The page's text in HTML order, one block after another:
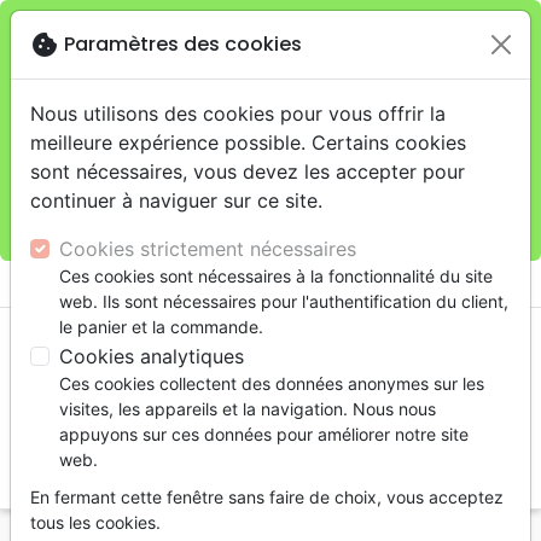
Je veux retirer ma commande au 11 rue de Rive,
Genèveclose
warningCette boutique en ligne est limitée au retrait en
magasin.
Pour les livraisons à domicile, veuillez passer vos
commandes sur la boutique La Maison de la Bible
shopping_cart
cookie Paramètres des cookies
Nous utilisons des cookies pour vous offrir la
meilleure expérience possible. Certains cookies
sont nécessaires, vous devez les accepter pour
continuer à naviguer sur ce site.
Cookies strictement nécessaires
Ces cookies sont nécessaires à la fonctionnalité du site
web. Ils sont nécessaires pour l'authentification du client,
le panier et la commande.
Cookies analytiques
Ces cookies collectent des données anonymes sur les
visites, les appareils et la navigation. Nous nous
appuyons sur ces données pour améliorer notre site
web.
En fermant cette fenêtre sans faire de choix, vous acceptez
tous les cookies.